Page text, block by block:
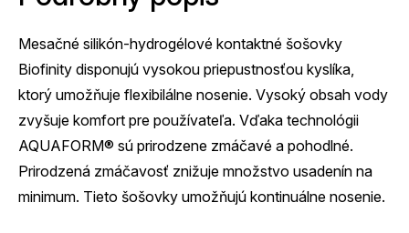
Mesačné silikón-hydrogélové kontaktné šošovky
Biofinity disponujú vysokou priepustnosťou kyslíka,
ktorý umožňuje flexibilálne nosenie. Vysoký obsah vody
zvyšuje komfort pre používateľa. Vďaka technológii
AQUAFORM® sú prirodzene zmáčavé a pohodlné.
Prirodzená zmáčavosť znižuje množstvo usadenín na
minimum. Tieto šošovky umožňujú kontinuálne nosenie.